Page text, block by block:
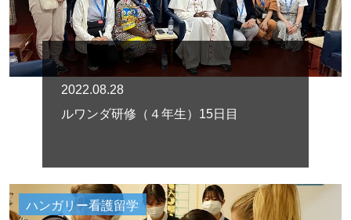
2022.08.28
ルワンダ研修（４年生）15日目
ハンガリー看護留学